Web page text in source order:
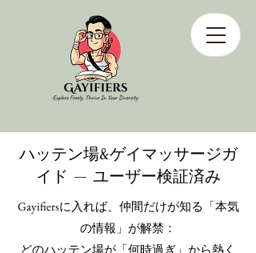
ハッテン場&ゲイマッサージガ
イド — ユーザー検証済み
Gayifiersに入れば、仲間だけが知る「本気
の情報」が解禁：
どのハッテン場が「何時過ぎ」から熱く